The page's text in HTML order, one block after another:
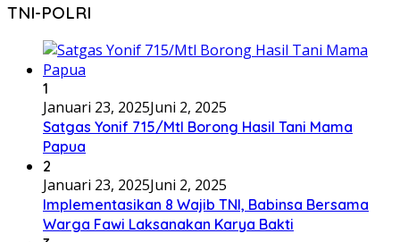
TNI-POLRI
1
Januari 23, 2025Juni 2, 2025
Satgas Yonif 715/Mtl Borong Hasil Tani Mama
Papua
2
Januari 23, 2025Juni 2, 2025
Implementasikan 8 Wajib TNI, Babinsa Bersama
Warga Fawi Laksanakan Karya Bakti